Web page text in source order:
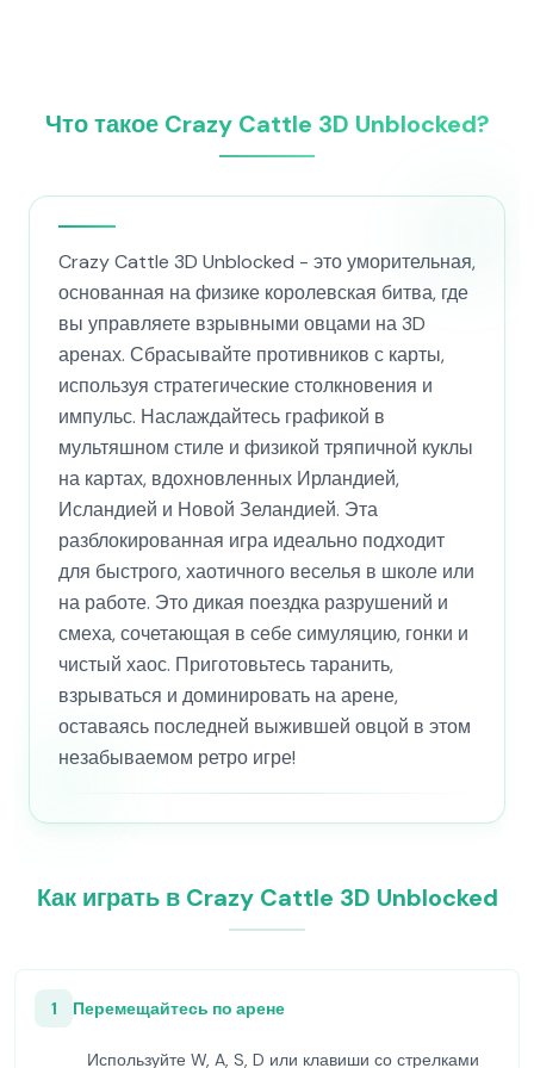
Что такое Crazy Cattle 3D Unblocked?
Crazy Cattle 3D Unblocked - это уморительная,
основанная на физике королевская битва, где
вы управляете взрывными овцами на 3D
аренах. Сбрасывайте противников с карты,
используя стратегические столкновения и
импульс. Наслаждайтесь графикой в
мультяшном стиле и физикой тряпичной куклы
на картах, вдохновленных Ирландией,
Исландией и Новой Зеландией. Эта
разблокированная игра идеально подходит
для быстрого, хаотичного веселья в школе или
на работе. Это дикая поездка разрушений и
смеха, сочетающая в себе симуляцию, гонки и
чистый хаос. Приготовьтесь таранить,
взрываться и доминировать на арене,
оставаясь последней выжившей овцой в этом
незабываемом ретро игре!
Как играть в Crazy Cattle 3D Unblocked
1 Перемещайтесь по арене
Используйте W, A, S, D или клавиши со стрелками